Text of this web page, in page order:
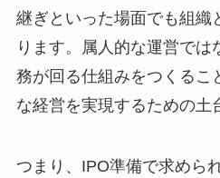
継ぎといった場面でも組織
ります。属人的な運営では
務が回る仕組みをつくるこ
な経営を実現するための土
つまり、IPO準備で求めら